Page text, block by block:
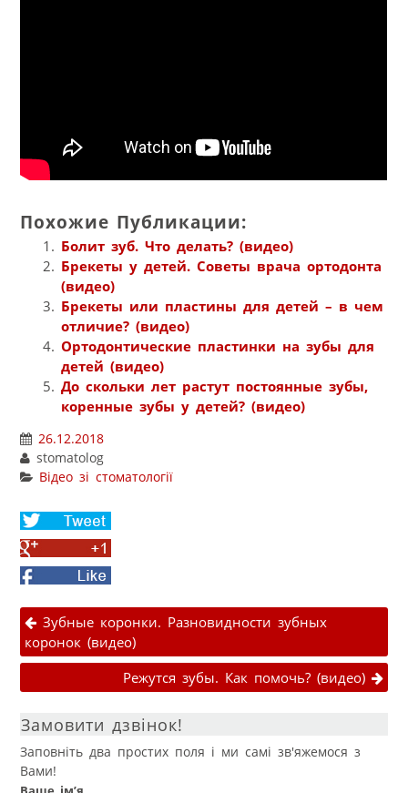
Похожие Публикации:
Болит зуб. Что делать? (видео)
Брекеты у детей. Советы врача ортодонта
(видео)
Брекеты или пластины для детей – в чем
отличие? (видео)
Ортодонтические пластинки на зубы для
детей (видео)
До скольки лет растут постоянные зубы,
коренные зубы у детей? (видео)
26.12.2018
stomatolog
Відео зі стоматології
Share
on
Twitter
Share
on
Google+
Facebook
Навігація публікаціями
Зубные коронки. Разновидности зубных
коронок (видео)
Режутся зубы. Как помочь? (видео)
Замовити дзвінок!
Заповніть два простих поля і ми самі зв'яжемося з
Вами!